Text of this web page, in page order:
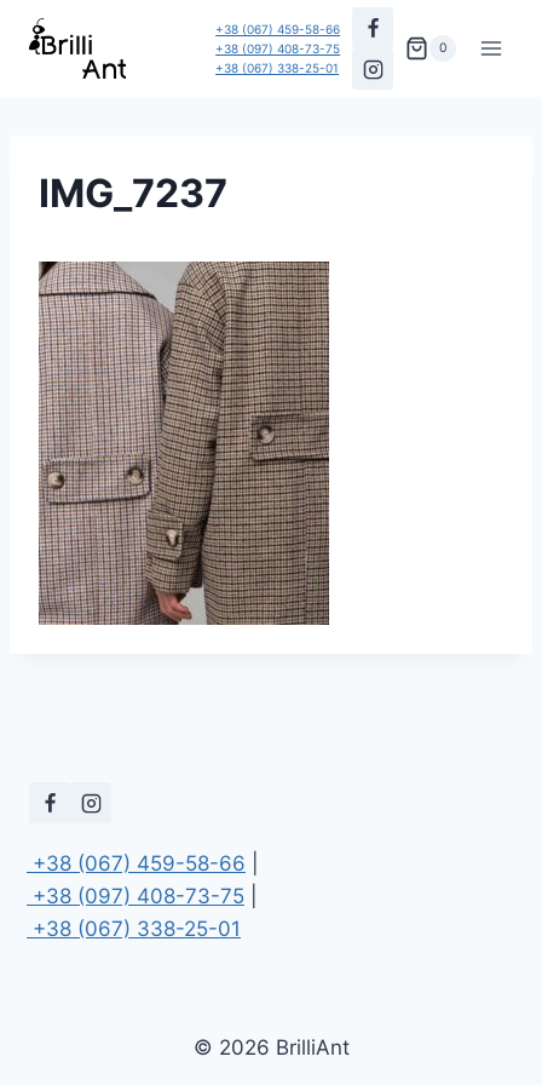
Перейти
+38 (067) 459-58-66
+38 (097) 408-73-75
+38 (067) 338-25-01
0
IMG_7237
+38 (067) 459-58-66
+38 (097) 408-73-75
+38 (067) 338-25-01
© 2026 BrilliAnt